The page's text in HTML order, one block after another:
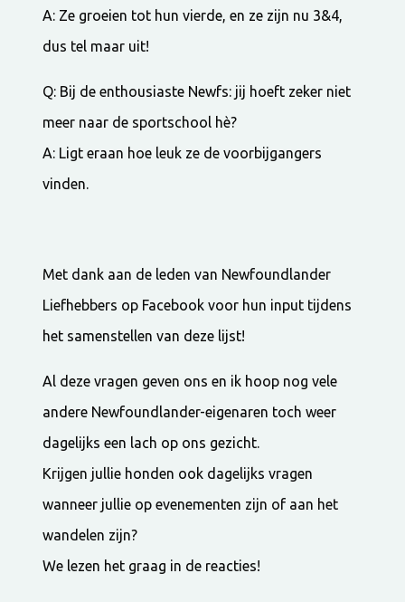
A: Ze groeien tot hun vierde, en ze zijn nu 3&4,
dus tel maar uit!
Q: Bij de enthousiaste Newfs: jij hoeft zeker niet
meer naar de sportschool hè?
A: Ligt eraan hoe leuk ze de voorbijgangers
vinden.
Met dank aan de leden van Newfoundlander
Liefhebbers op Facebook voor hun input tijdens
het samenstellen van deze lijst!
Al deze vragen geven ons en ik hoop nog vele
andere Newfoundlander-eigenaren toch weer
dagelijks een lach op ons gezicht.
Krijgen jullie honden ook dagelijks vragen
wanneer jullie op evenementen zijn of aan het
wandelen zijn?
We lezen het graag in de reacties!